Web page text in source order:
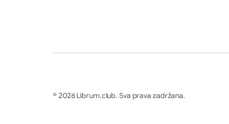
© 2026 Librum.club. Sva prava zadržana.